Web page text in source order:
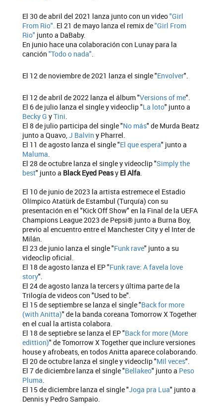
El 30 de abril del 2021 lanza junto con un video"Girl
From Rio". El 21 de mayo lanza el remix de"Girl From
Rio" junto a DaBaby.
En junio hace una colaboración con Lunay para la
canción "Todo o nada".
El 12 de noviembre de 2021 lanza el single "Envolver".
El 12 de abril de 2022 lanza el álbum "Versions of me".
El 6 de julio lanza el single y videoclip "La loto" junto a
Becky G yTini.
El 8 de julio participa del single "No más" de Murda Beatz
junto a Quavo,J Balvin y Pharrel.
El 11 de agosto lanza el single "El que espera" junto a
Maluma.
El 28 de octubre lanza el single y videoclip "Simply the
best" junto a Black Eyed Peasy El Alfa.
El 10 de junio de 2023 la artista estremece el Estadio
Olímpico Atatürk de Estambul (Turquía) con su
presentación en el "Kick Off Show" en la Final de la UEFA
Champions League 2023 de Pepsi® junto a Burna Boy,
previo al encuentro entre el Manchester City y el Inter de
Milán.
El 23 de junio lanza el single "Funk rave" junto a su
videoclip oficial.
El 18 de agosto lanza el EP "Funk rave: A favela love
story".
El 24 de agosto lanza la tercers y última parte de la
Trilogía de videos con "Used to be".
El 15 de septiembre se lanza el single "Back for more
(with Anitta)" de la banda coreana Tomorrow X Together
en el cual la artista colabora.
El 18 de septiebre se lanza el EP "Back for more (More
edittion)" de Tomorrow X Together que inclure versiones
house y afrobeats, en todos Anitta aparece colaborando.
El 20 de octubre lanza el single y videoclip "Mil veces".
El 7 de diciembre lanza el single "Bellakeo" junto a Peso
Pluma.
El 15 de diciembre lanza el single "Joga pra Lua" junto a
Dennis y Pedro Sampaio.